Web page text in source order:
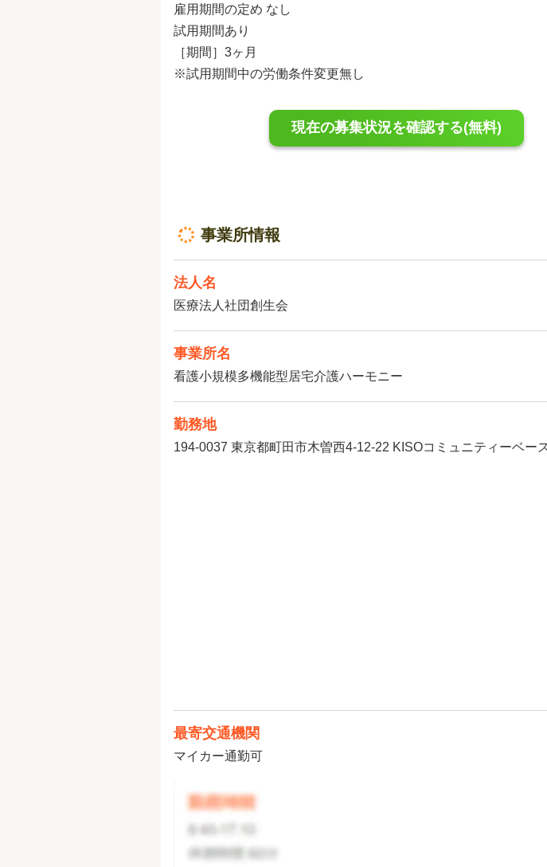
雇用期間の定め なし
試用期間あり
［期間］3ヶ月
※試用期間中の労働条件変更無し
現在の募集状況を確認する(無料)
事業所情報
法人名
医療法人社団創生会
事業所名
看護小規模多機能型居宅介護ハーモニー
勤務地
194-0037 東京都町田市木曽西4-12-22 KISOコミュニティーベー
最寄交通機関
マイカー通勤可